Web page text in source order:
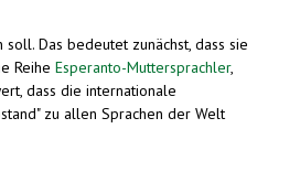
Das bedeutet zunächst, dass sie
Reihe Esperanto-Muttersprachler,
dass die internationale
zu allen Sprachen der Welt